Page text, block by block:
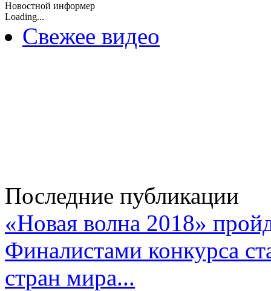
Новостной информер
Loading...
Свежее видео
Последние публикации
«Новая волна 2018»
Финалистами конкурса
стран мира...